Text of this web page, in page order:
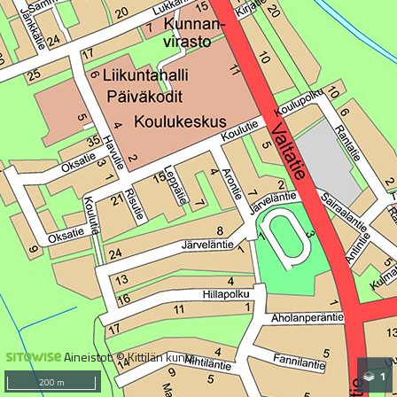
Aineistot: © Kittilän kunta
200 m 1